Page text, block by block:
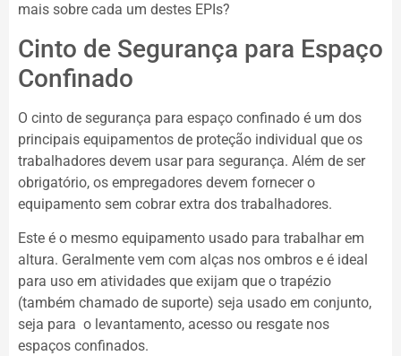
mais sobre cada um destes EPIs?
Cinto de Segurança para Espaço
Confinado
O cinto de segurança para espaço confinado é um dos
principais equipamentos de proteção individual que os
trabalhadores devem usar para segurança. Além de ser
obrigatório, os empregadores devem fornecer o
equipamento sem cobrar extra dos trabalhadores.
Este é o mesmo equipamento usado para trabalhar em
altura. Geralmente vem com alças nos ombros e é ideal
para uso em atividades que exijam que o trapézio
(também chamado de suporte) seja usado em conjunto,
seja para o levantamento, acesso ou resgate nos
espaços confinados.